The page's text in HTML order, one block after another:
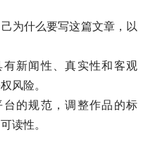
为什么要写这篇文章，以
新闻性、真实性和客观
风险。
的规范，调整作品的标
读性。